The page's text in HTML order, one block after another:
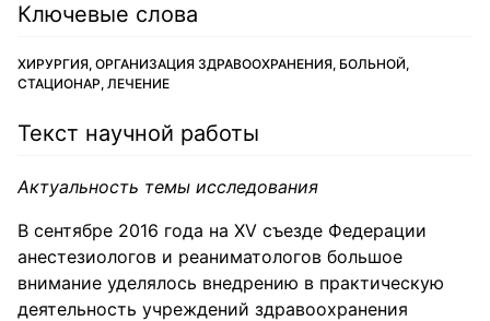
Ключевые слова
ХИРУРГИЯ, ОРГАНИЗАЦИЯ ЗДРАВООХРАНЕНИЯ, БОЛЬНОЙ,
СТАЦИОНАР, ЛЕЧЕНИЕ
Текст научной работы
Актуальность темы исследования
В сентябре 2016 года на XV съезде Федерации
анестезиологов и реаниматологов большое
внимание уделялось внедрению в практическую
деятельность учреждений здравоохранения